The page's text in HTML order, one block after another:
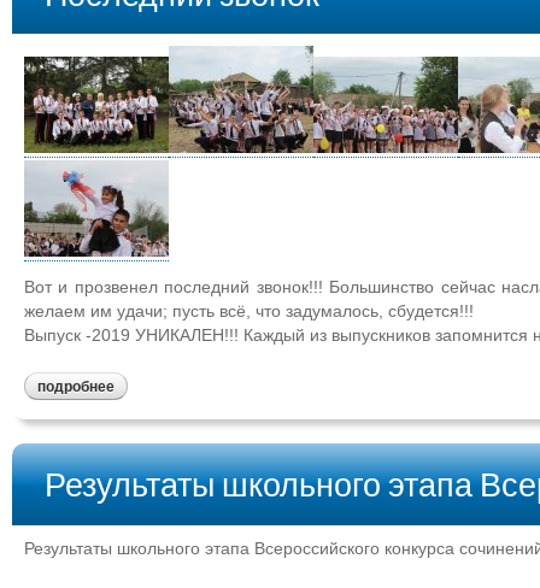
Вот и прозвенел последний звонок!!! Большинство сейчас
желаем им удачи; пусть всё, что задумалось, сбудется!!!
Выпуск -2019 УНИКАЛЕН!!! Каждый из выпускников запомнится
подробнее
Результаты школьного этапа
Результаты школьного этапа Всероссийского конкурса